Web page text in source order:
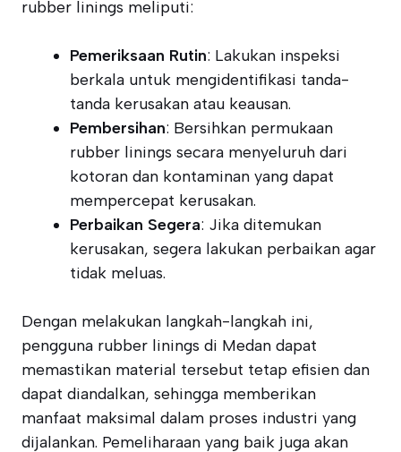
rubber linings meliputi:
Pemeriksaan Rutin: Lakukan inspeksi
berkala untuk mengidentifikasi tanda-
tanda kerusakan atau keausan.
Pembersihan: Bersihkan permukaan
rubber linings secara menyeluruh dari
kotoran dan kontaminan yang dapat
mempercepat kerusakan.
Perbaikan Segera: Jika ditemukan
kerusakan, segera lakukan perbaikan agar
tidak meluas.
Dengan melakukan langkah-langkah ini,
pengguna rubber linings di Medan dapat
memastikan material tersebut tetap efisien dan
dapat diandalkan, sehingga memberikan
manfaat maksimal dalam proses industri yang
dijalankan. Pemeliharaan yang baik juga akan